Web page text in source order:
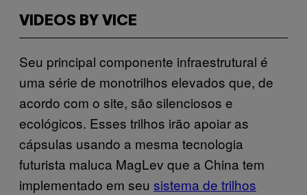
VIDEOS BY VICE
Seu principal componente infraestrutural é
uma série de monotrilhos elevados que, de
acordo com o site, são silenciosos e
ecológicos. Esses trilhos irão apoiar as
cápsulas usando a mesma tecnologia
futurista maluca MagLev que a China tem
implementado em seu sistema de trilhos